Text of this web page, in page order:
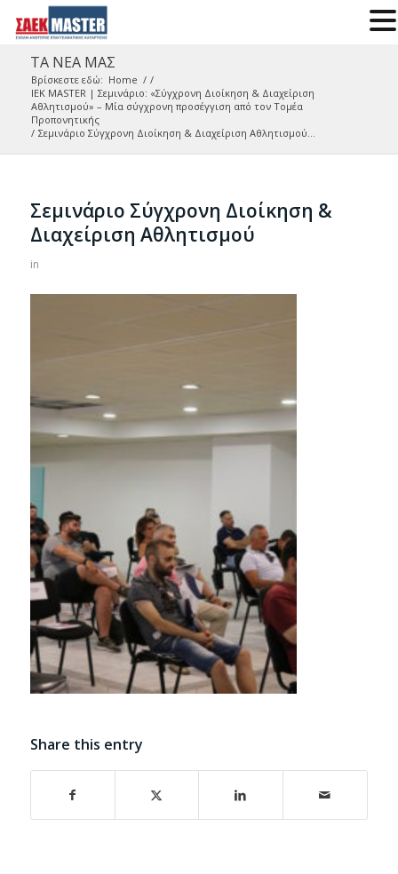
ΤΑ ΝΕΑ ΜΑΣ
Βρίσκεστε εδώ: Home / /
IEK MASTER | Σεμινάριο: «Σύγχρονη Διοίκηση & Διαχείριση
Αθλητισμού» – Μία σύγχρονη προσέγγιση από τον Τομέα
Προπονητικής
/ Σεμινάριο Σύγχρονη Διοίκηση & Διαχείριση Αθλητισμού...
Σεμινάριο Σύγχρονη Διοίκηση &
Διαχείριση Αθλητισμού
in
Share this entry